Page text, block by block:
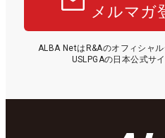
メルマガ
ALBA NetはR&Aのオフィシャ
USLPGAの日本公式サ